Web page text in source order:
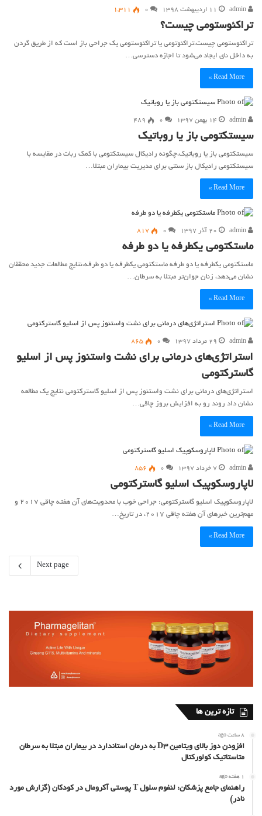
۱۱ اردیبهشت ۱۳۹۸ ۰ 1,311
تراکئوستومی چیست؟
تراکئوستومی چیست،تراکئوتومی یا تراکئوستومی یک جراحی باز است که از طریق گردن
به داخل نای ایجاد می‌شود تا اجازه دسترسی…
Read More »
۱۴ بهمن ۱۳۹۷ ۰ 489
سیستکتومی باز یا روباتیک
سیستکتومی باز یا روباتیک،چگونه رادیکال سیستکتومی با کمک ربات در مقایسه با
سیستکتومی رادیکال باز سنتی برای مدیریت بیماران مبتلا…
Read More »
۲۰ آذر ۱۳۹۷ ۰ 817
ماستکتومی یکطرفه یا دو طرفه
ماستکتومی یکطرفه یا دو طرفه ماستکتومی یکطرفه یا دو طرفه،نتایج مطالعات جدید محققان
نشان می‌دهد، زنان جوان‌تر مبتلا به سرطان…
Read More »
۲۹ مرداد ۱۳۹۷ ۰ 865
استراتژی‌های درمانی برای نشت واستنوز پس از اسلیو
گاسترکتومی
استراتژی‌های درمانی برای نشت واستنوز پس از اسلیو گاسترکتومی نتایج یک مطالعه
نشان داد روند رو به افزایش بروز چاقی…
Read More »
۷ خرداد ۱۳۹۷ ۰ 856
لاپاروسکوپیک اسلیو گاسترکتومی
لاپاروسکوپیک اسلیو گاسترکتومی: جراحی خوب با محدویت‌های آن هفته چاقی ۲۰۱۷ و
مهم‌ترین خبرهای آن هفته چاقی ۲۰۱۷، در تاریخ…
Read More »
Next page
تازه ترین ها
8 ساعت ago
افزودن دوز بالای ویتامین D3 به درمان استاندارد در بیماران مبتلا به سرطان
متاستاتیک کولورکتال
1 هفته ago
راهنمای جامع پزشکان: لنفوم سلول T پوستی آکرومال در کودکان (گزارش مورد
نادر)